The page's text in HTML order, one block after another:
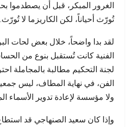
الغرور المبكر، قبل أن يصطدموا
تُورّث أحياناً، لكن الكاريزما لا تُورّث.
لقد بدا واضحاً، خلال بعض لحات
الفنية كانت تُستقبل بنوع من
لجنة التحكيم مطالبة بالمجاملة
الفن، في نهاية المطاف، ليس جمعية
ولا مؤسسة لإعادة تدوير الأسماء
وإذا كان سعيد الصنهاجي قد